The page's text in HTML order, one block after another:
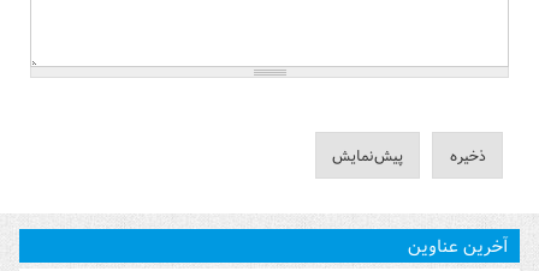
آخرین عناوین